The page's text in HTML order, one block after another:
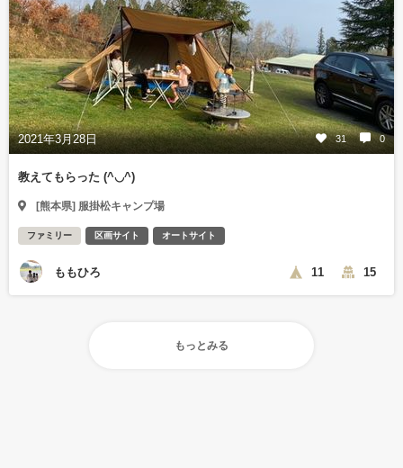
2021年3月28日 31 0
教えてもらった (^◡^)
[熊本県] 服掛松キャンプ場
ファミリー 区画サイト オートサイト
ももひろ 11 15
もっとみる